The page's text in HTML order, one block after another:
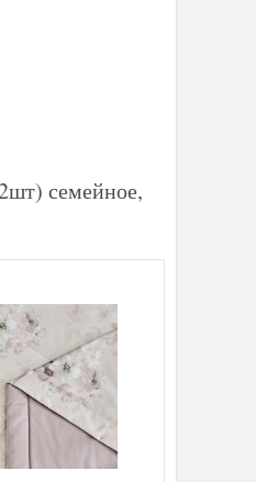
семейное,